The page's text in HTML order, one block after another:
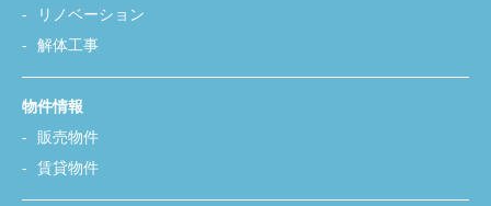
リノベーション
解体工事
物件情報
販売物件
賃貸物件